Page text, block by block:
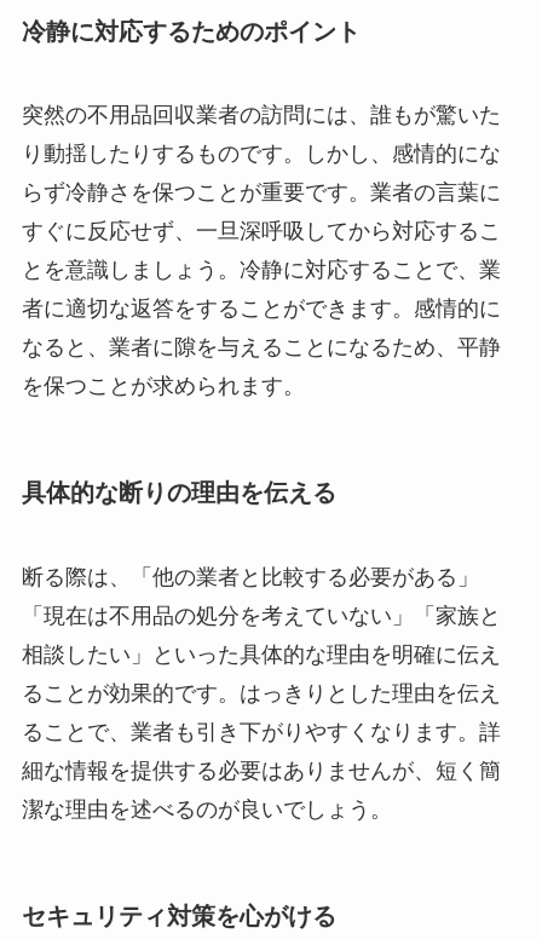
冷静に対応するためのポイント
突然の不用品回収業者の訪問には、誰もが驚いた
り動揺したりするものです。しかし、感情的にな
らず冷静さを保つことが重要です。業者の言葉に
すぐに反応せず、一旦深呼吸してから対応するこ
とを意識しましょう。冷静に対応することで、業
者に適切な返答をすることができます。感情的に
なると、業者に隙を与えることになるため、平静
を保つことが求められます。
具体的な断りの理由を伝える
断る際は、「他の業者と比較する必要がある」
「現在は不用品の処分を考えていない」「家族と
相談したい」といった具体的な理由を明確に伝え
ることが効果的です。はっきりとした理由を伝え
ることで、業者も引き下がりやすくなります。詳
細な情報を提供する必要はありませんが、短く簡
潔な理由を述べるのが良いでしょう。
セキュリティ対策を心がける